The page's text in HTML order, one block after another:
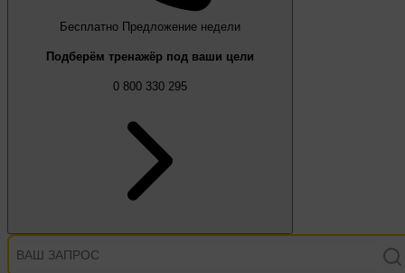
Бесплатно Предложение недели
Подберём тренажёр под ваши цели
0 800 330 295